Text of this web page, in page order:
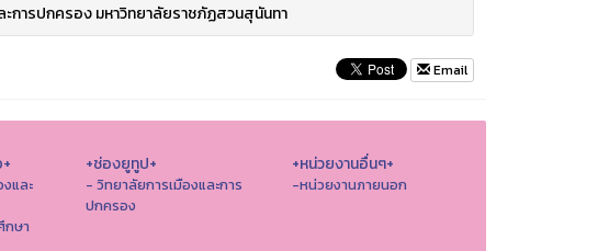
ะการปกครอง มหาวิทยาลัยราชภัฏสวนสุนันทา
Email
และ
กษา
+ช่องยูทูป+
- วิทยาลัยการเมืองและการ
ปกครอง
+หน่วยงานอื่นๆ+
-หน่วยงานภายนอก